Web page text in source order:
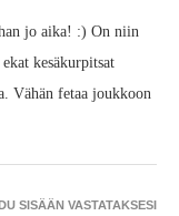
jo aika! :) On niin
kesäkurpitsat
Vähän fetaa joukkoon
SISÄÄN VASTATAKSESI